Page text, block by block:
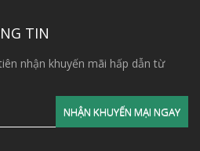
TIN
nhận khuyến mãi hấp dẫn từ